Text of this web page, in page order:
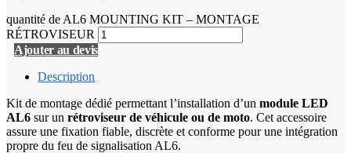
quantité de AL6 MOUNTING KIT – MONTAGE
RÉTROVISEUR
Ajouter au devis
Description
Kit de montage dédié permettant l’installation d’un module LED
AL6 sur un rétroviseur de véhicule ou de moto. Cet accessoire
assure une fixation fiable, discrète et conforme pour une intégration
propre du feu de signalisation AL6.